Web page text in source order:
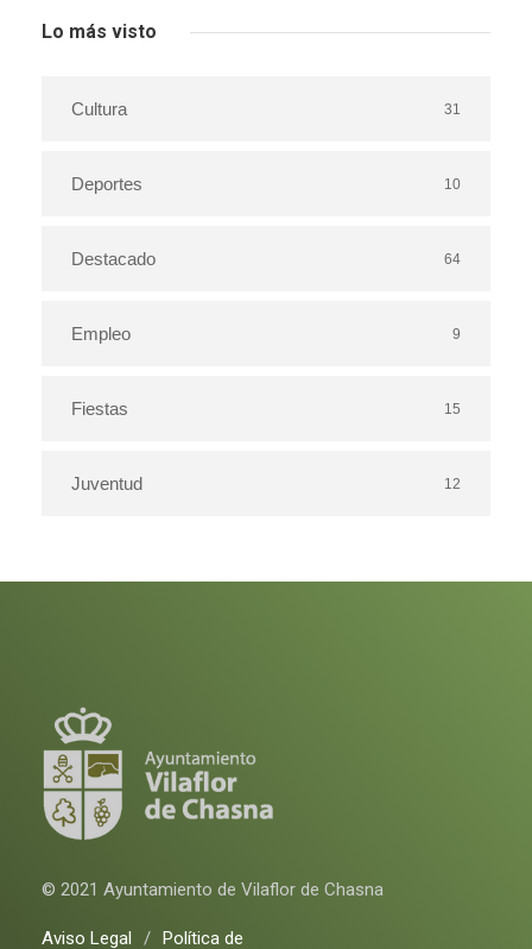
Lo más visto
Cultura 31
Deportes 10
Destacado 64
Empleo 9
Fiestas 15
Juventud 12
© 2021 Ayuntamiento de Vilaflor de Chasna
Aviso Legal / Política de